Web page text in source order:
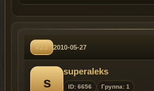
#23 2010-05-27
s
superaleks
ID: 6656 Группа: 1